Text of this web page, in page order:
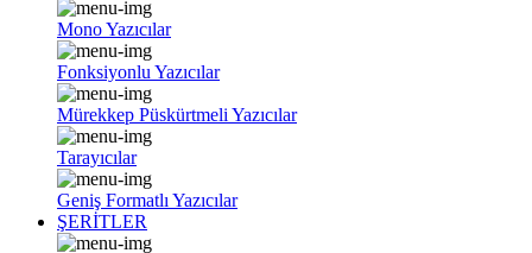
Mono Yazıcılar
Fonksiyonlu Yazıcılar
Mürekkep Püskürtmeli Yazıcılar
Tarayıcılar
Geniş Formatlı Yazıcılar
ŞERİTLER